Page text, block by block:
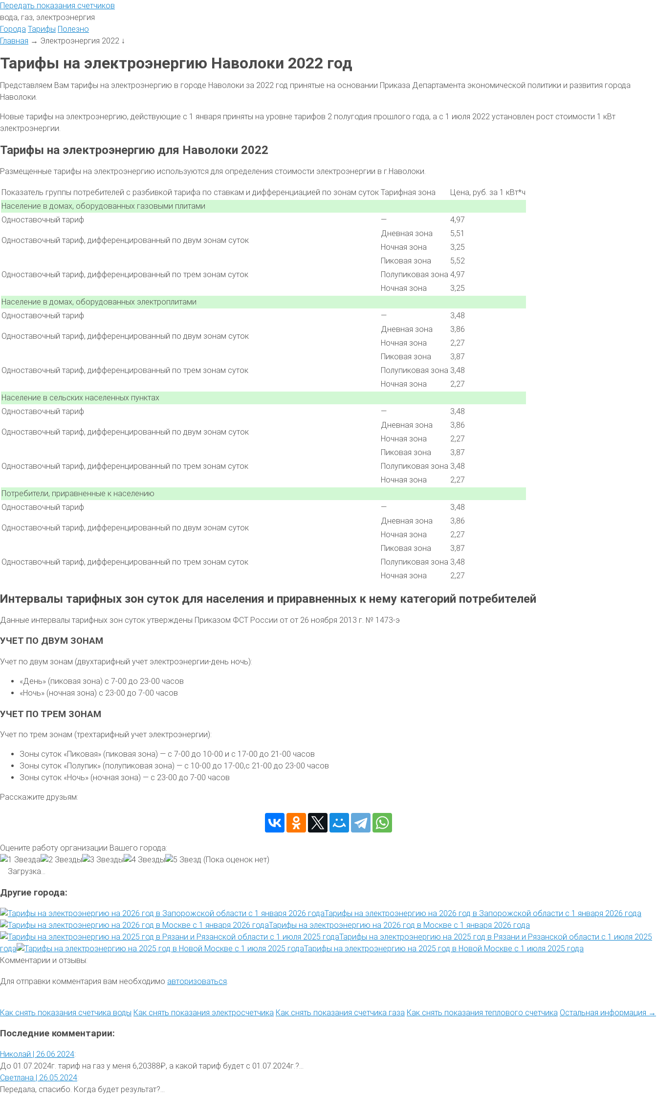
Передать показания счетчиков
вода, газ, электроэнергия
Города Тарифы Полезно
Главная → Электроэнергия 2022 ↓
Тарифы на электроэнергию Наволоки 2022 год
Представляем Вам тарифы на электроэнергию в городе Наволоки за 2022 год принятые на основании Приказа Департамента экономической политики и развития города
Наволоки.
Новые тарифы на электроэнергию, действующие с 1 января приняты на уровне тарифов 2 полугодия прошлого года, а с 1 июля 2022 установлен рост стоимости 1 кВт
электроэнергии.
Тарифы на электроэнергию для Наволоки 2022
Размещенные тарифы на электроэнергию используются для определения стоимости электроэнергии в г.Наволоки.
Показатель группы потребителей с разбивкой тарифа по ставкам и дифференциацией по зонам суток Тарифная зона
Цена, руб. за 1 кВт*ч
Население в домах, оборудованных газовыми плитами
Одноставочный тариф
— 4,97
Одноставочный тариф, дифференцированный по двум зонам суток
Дневная зона
5,51
Ночная зона
3,25
Одноставочный тариф, дифференцированный по трем зонам суток
Пиковая зона
5,52
Полупиковая зона 4,97
Ночная зона
3,25
Население в домах, оборудованных электроплитами
Одноставочный тариф
— 3,48
Одноставочный тариф, дифференцированный по двум зонам суток
Дневная зона
3,86
Ночная зона
2,27
Одноставочный тариф, дифференцированный по трем зонам суток
Пиковая зона
3,87
Полупиковая зона 3,48
Ночная зона
2,27
Население в сельских населенных пунктах
Одноставочный тариф
— 3,48
Одноставочный тариф, дифференцированный по двум зонам суток
Дневная зона
3,86
Ночная зона
2,27
Одноставочный тариф, дифференцированный по трем зонам суток
Пиковая зона
3,87
Полупиковая зона 3,48
Ночная зона
2,27
Потребители, приравненные к населению
Одноставочный тариф
— 3,48
Одноставочный тариф, дифференцированный по двум зонам суток
Дневная зона
3,86
Ночная зона
2,27
Одноставочный тариф, дифференцированный по трем зонам суток
Пиковая зона
3,87
Полупиковая зона 3,48
Ночная зона
2,27
Интервалы тарифных зон суток для населения и приравненных к нему категорий потребителей
Данные интервалы тарифных зон суток утверждены Приказом ФСТ России от от 26 ноября 2013 г. № 1473-э
УЧЕТ ПО ДВУМ ЗОНАМ
Учет по двум зонам (двухтарифный учет электроэнергии-день ночь):
«День» (пиковая зона) с 7-00 до 23-00 часов
«Ночь» (ночная зона) с 23-00 до 7-00 часов
УЧЕТ ПО ТРЕМ ЗОНАМ
Учет по трем зонам (трехтарифный учет электроэнергии):
Зоны суток «Пиковая» (пиковая зона) — с 7-00 до 10-00 и с 17-00 до 21-00 часов
Зоны суток «Полупик» (полупиковая зона) — с 10-00 до 17-00,с 21-00 до 23-00 часов
Зоны суток «Ночь» (ночная зона) — с 23-00 до 7-00 часов
Расскажите друзьям:
Оцените работу организации Вашего города:
(Пока оценок нет)
Загрузка...
Другие города:
Тарифы на электроэнергию на 2026 год в Запорожской области с 1 января 2026 года
Тарифы на электроэнергию на 2026 год в Москве с 1 января 2026 года
Тарифы на электроэнергию на 2025 год в Рязани и Рязанской области с 1 июля 2025
года
Тарифы на электроэнергию на 2025 год в Новой Москве с 1 июля 2025 года
Комментарии и отзывы:
Для отправки комментария вам необходимо авторизоваться
Как снять показания счетчика воды Как снять показания электросчетчика Как снять показания счетчика газа Как снять показания теплового счетчика Остальная информация →
Последние комментарии:
Николай | 26.06.2024:
До 01.07.2024г. тариф на газ у меня 6,20388₽, а какой тариф будет с 01.07.2024г.?...
Светлана | 26.05.2024:
Передала, спасибо. Когда будет результат?...